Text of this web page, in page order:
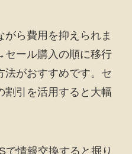
ら費用を抑えられま
ール購入の順に移行
法がおすすめです。セ
割引を活用すると大幅
で情報交換すると掘り